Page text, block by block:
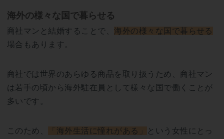
海外の様々な国で暮らせる
商社マンと結婚することで、 海外の様々な国で暮らせる
場合もあります。
商社では世界のあらゆる商品を取り扱うため、商社マン
は若手の頃から海外駐在員として様々な国で働くことが
多いです。
このため、 「海外生活に憧れがある」
という女性にとっ